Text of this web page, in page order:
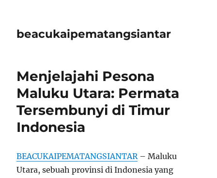
beacukaipematangsiantar
Menjelajahi Pesona
Maluku Utara: Permata
Tersembunyi di Timur
Indonesia
BEACUKAIPEMATANGSIANTAR– Maluku
Utara, sebuah provinsi di Indonesia yang